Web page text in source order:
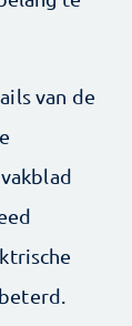
van de